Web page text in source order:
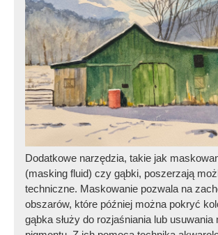
Dodatkowe narzędzia, takie jak
(masking fluid) czy gąbki, poszerzają
techniczne. Maskowanie pozwala na
obszarów, które później można pokryć
gąbka służy do rozjaśniania lub usuwania